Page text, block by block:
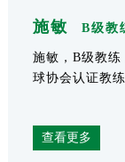
施敏 B级教
施敏，B级教
球协会认证教
查看更多